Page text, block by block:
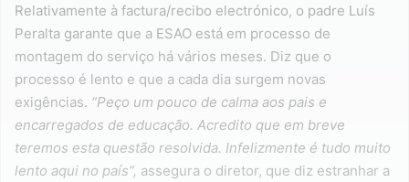
Relativamente à factura/recibo electrónico, o padre Luís
Peralta garante que a ESAO está em processo de
montagem do serviço há vários meses. Diz que o
processo é lento e que a cada dia surgem novas
exigências. “Peço um pouco de calma aos pais e
encarregados de educação. Acredito que em breve
teremos esta questão resolvida. Infelizmente é tudo muito
lento aqui no país”, assegura o diretor, que diz estranhar a